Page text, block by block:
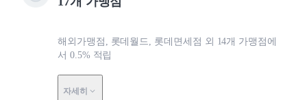
해외가맹점, 롯데월드, 롯데면세점 외 14개 가맹점에
서 0.5% 적립
자세히